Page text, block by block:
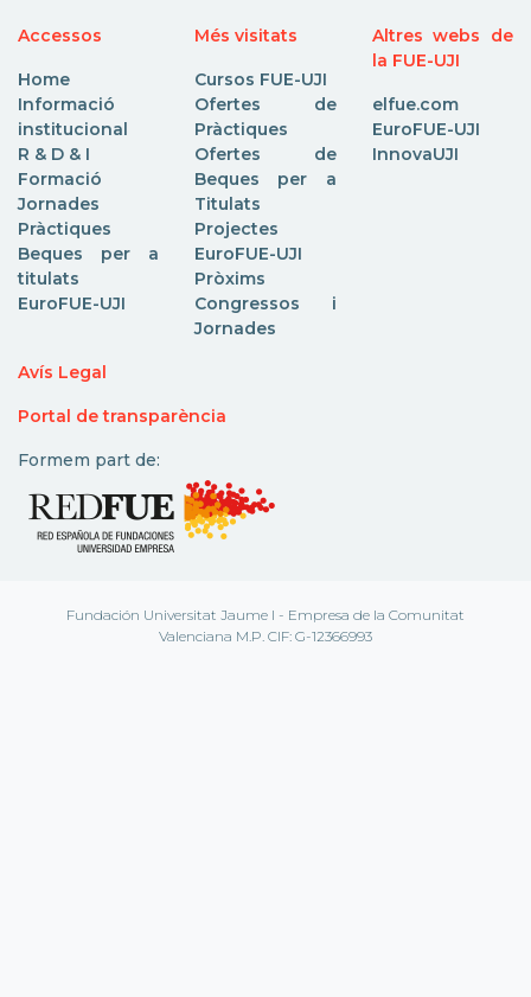
Accessos
Home
Informació
institucional
R & D & I
Formació
Jornades
Pràctiques
Beques per a
titulats
EuroFUE-UJI
Més visitats
Cursos FUE-UJI
Ofertes de
Pràctiques
Ofertes de
Beques per a
Titulats
Projectes
EuroFUE-UJI
Pròxims
Congressos i
Jornades
Altres webs de
la FUE-UJI
elfue.com
EuroFUE-UJI
InnovaUJI
Avís Legal
Portal de transparència
Formem part de:
Fundación Universitat Jaume I - Empresa de la Comunitat
Valenciana M.P. CIF: G-12366993